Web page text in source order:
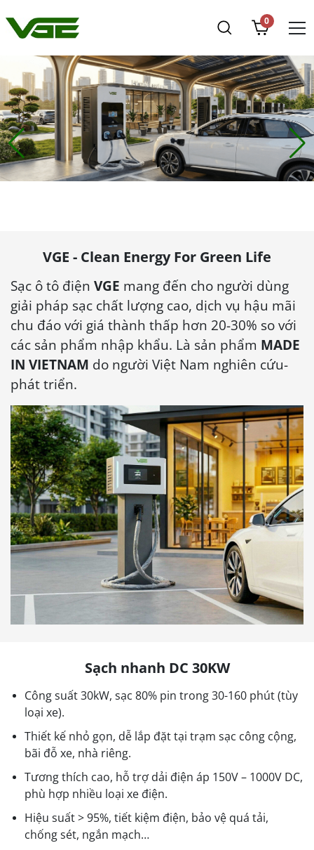
0
VGE - Clean Energy For Green Life
Sạc ô tô điện VGE mang đến cho người dùng
giải pháp sạc chất lượng cao, dịch vụ hậu mãi
chu đáo với giá thành thấp hơn 20-30% so với
các sản phẩm nhập khẩu. Là sản phẩm MADE
IN VIETNAM do người Việt Nam nghiên cứu-
phát triển.
Sạch nhanh DC 30KW
Công suất 30kW, sạc 80% pin trong 30-160 phút (tùy
loại xe).
Thiết kế nhỏ gọn, dễ lắp đặt tại trạm sạc công cộng,
bãi đỗ xe, nhà riêng.
Tương thích cao, hỗ trợ dải điện áp 150V – 1000V DC,
phù hợp nhiều loại xe điện.
Hiệu suất > 95%, tiết kiệm điện, bảo vệ quá tải,
chống sét, ngắn mạch…